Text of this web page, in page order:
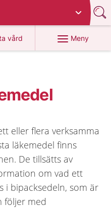
vård
1177.se
Meny
eller flera verksamma
läkemedel finns
De tillsätts av
om vad ett
i bipacksedeln, som är
följer med